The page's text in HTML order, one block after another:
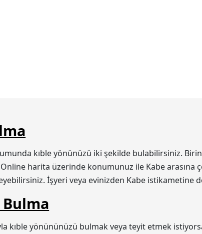
kıble yönünüzü iki şekilde bulabilirsiniz.
harita üzerinde konumunuz ile Kabe
İşyeri veya evinizden Kabe istikametine
Bulma
kıble yönününüzü bulmak veya teyit etmek